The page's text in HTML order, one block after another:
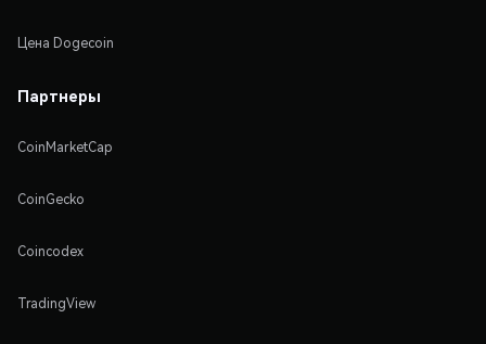
Цена Dogecoin
Партнеры
CoinMarketCap
CoinGecko
Coincodex
TradingView